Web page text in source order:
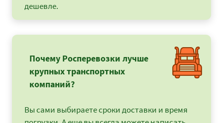
дешевле.
Почему Росперевозки лучше
крупных транспортных
компаний?
Вы сами выбираете сроки доставки и время